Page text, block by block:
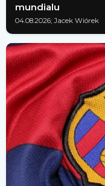
mundialu
04.08.2026; Jacek Wiórek